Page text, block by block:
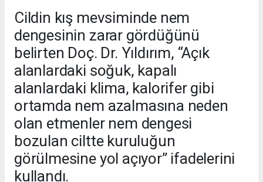
Cildin kış mevsiminde nem
dengesinin zarar gördüğünü
belirten Doç. Dr. Yıldırım, “Açık
alanlardaki soğuk, kapalı
alanlardaki klima, kalorifer gibi
ortamda nem azalmasına neden
olan etmenler nem dengesi
bozulan ciltte kuruluğun
görülmesine yol açıyor” ifadelerini
kullandı.